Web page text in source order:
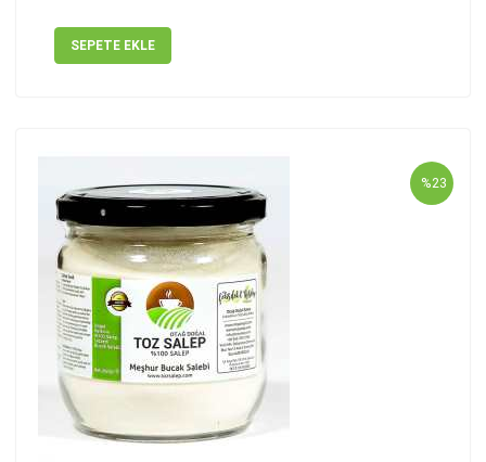
SEPETE EKLE
%23